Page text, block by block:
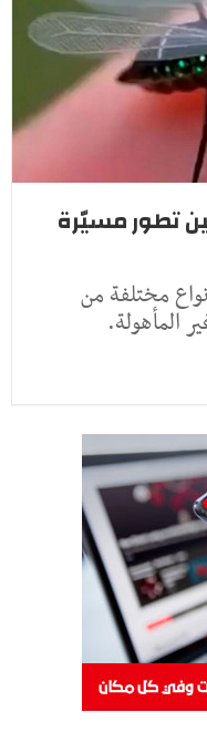
تطور مسيّرة
مختلفة من
المأهولة.